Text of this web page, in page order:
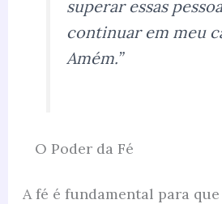
superar essas
continuar em meu
Amém.”
O Poder da Fé
A fé é fundamental para